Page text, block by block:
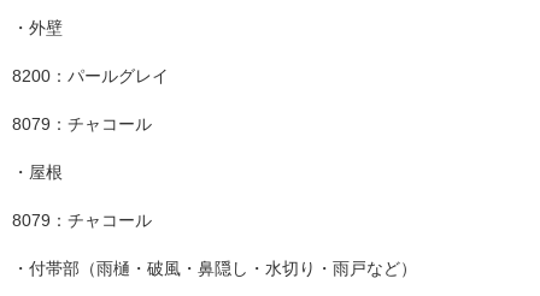
・外壁
8200：パールグレイ
8079：チャコール
・屋根
8079：チャコール
・付帯部（雨樋・破風・鼻隠し・水切り・雨戸など）